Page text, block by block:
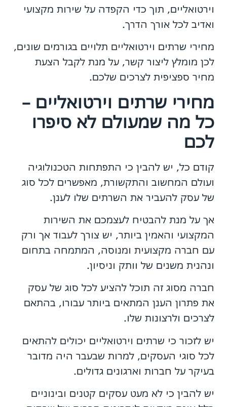
וירטואליים, תוך כדי הקפדה על שירות מקצועי
ואדיב לכל אורך הדרך.
מחירי שרתים וירטואליים תלויים בגורמים שונים,
לכן מומלץ ליצור קשר, על מנת לקבל הצעת
מחיר ספציפית לצרכים שלכם.
מחירי שרתים וירטואליים –
כל מה שמעולם לא סיפרו
לכם
קודם כל, יש להבין כי התפתחות הטכנולוגיה
ועולם המחשוב והתקשורת, מאפשרים לכל סוג
של עסק להעביר את השרתים שלו לענן.
אך על מנת להבטיח לעצמכם את השירות
המקצועי והאמין ביותר, יש צורך לעבוד אך ורק
עם חברה מקצועית ומנוסה, המתמחה בתחום
ונהנית משנים של וותק וניסיון.
חברה מסוג זה תוכל להציע לכל סוג של עסק
את פתרון הענן המתאים ביותר עבורו, בהתאם
לצרכים ולרצונות שלו.
יש לזכור כי שרתים וירטואליים יכולים להתאים
לכל סוגי העסקים, למרות שבעבר היה מדובר
בעיקר על חברות וארגונים גדולים.
יש להבין כי לא מעט עסקים קטנים ובינוניים